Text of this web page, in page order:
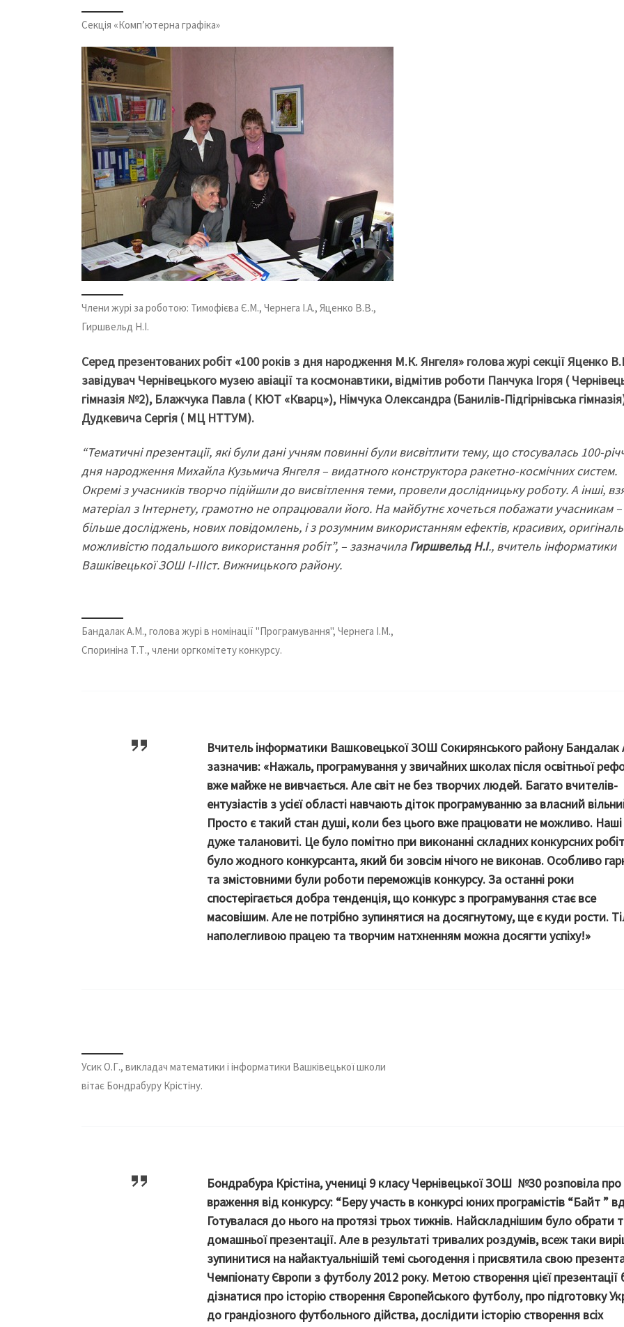
Секція «Комп’ютерна графіка»
Члени журі за роботою: Тимофієва Є.М., Чернега І.А., Яценко В.В.,
Гиршвельд Н.І.
Серед презентованих робіт «100 років з дня народження М.К. Янгеля» голова журі секції Яценко
завідувач Чернівецького музею авіації та космонавтики, відмітив роботи Панчука Ігоря (
гімназія №2), Блажчука Павла ( КЮТ «Кварц»), Німчука Олександра (Банилів-Підгірнівська
Дудкевича Сергія ( МЦ НТТУМ).
“Тематичні презентації, які були дані учням повинні були висвітлити тему, що стосувалась 100-
дня народження Михайла Кузьмича Янгеля – видатного конструктора ракетно-космічних систем.
Окремі з учасників творчо підійшли до висвітлення теми, провели дослідницьку роботу. А інші,
матеріал з Інтернету, грамотно не опрацювали його. На майбутнє хочеться побажати учасникам –
більше досліджень, нових повідомлень, і з розумним використанням ефектів, красивих,
можливістю подальшого використання робіт”, – зазначилаГиршвельд Н.І., вчитель інформатики
Вашківецької ЗОШ І-ІІІст. Вижницького району.
Бандалак А.М., голова журі в номінації "Програмування", Чернега І.М.,
Спориніна Т.Т., члени оргкомітету конкурсу.
Вчитель інформатики Вашковецької ЗОШ Сокирянського району Бандалак
зазначив: «Нажаль, програмування у звичайних школах після освітньої
вже майже не вивчається. Але світ не без творчих людей. Багато вчителів-
ентузіастів з усієї області навчають діток програмуванню за власний
Просто є такий стан душі, коли без цього вже працювати не можливо. Наші
дуже талановиті. Це було помітно при виконанні складних конкурсних
було жодного конкурсанта, який би зовсім нічого не виконав. Особливо
та змістовними були роботи переможців конкурсу. За останні роки
спостерігається добра тенденція, що конкурс з програмування стає все
масовішим. Але не потрібно зупинятися на досягнутому, ще є куди рости.
наполегливою працею та творчим натхненням можна досягти успіху!»
Усик О.Г., викладач математики і інформатики Вашківецької школи
вітає Бондрабуру Крістіну.
Бондрабура Крістіна, учениці 9 класу Чернівецької ЗОШ №30 розповіла про
враження від конкурсу: “Беру участь в конкурсі юних програмістів “Байт ”
Готувалася до нього на протязі трьох тижнів. Найскладнішим було обрати
домашньої презентації. Але в результаті тривалих роздумів, всеж таки
зупинитися на найактуальнішій темі сьогодення і присвятила свою
Чемпіонату Європи з футболу 2012 року. Метою створення цієї презентації
дізнатися про історію створення Європейського футболу, про підготовку
до грандіозного футбольного дійства, дослідити історію створення всіх